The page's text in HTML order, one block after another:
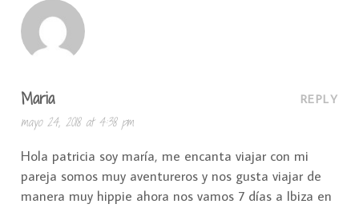
Maria
mayo 24, 2018 at 4:38 pm
REPLY
Hola patricia soy maría, me encanta viajar con mi
pareja somos muy aventureros y nos gusta viajar de
manera muy hippie ahora nos vamos 7 días a Ibiza en